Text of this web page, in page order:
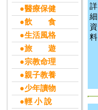
●醫療保健
●飲 食
●生活風格
●旅 遊
●宗教命理
●親子教養
●少年讀物
●輕 小 說
詳
細
資
料